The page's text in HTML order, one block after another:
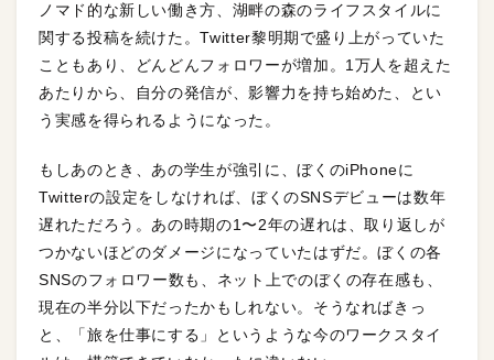
ノマド的な新しい働き方、湖畔の森のライフスタイルに
関する投稿を続けた。Twitter黎明期で盛り上がっていた
こともあり、どんどんフォロワーが増加。1万人を超えた
あたりから、自分の発信が、影響力を持ち始めた、とい
う実感を得られるようになった。
もしあのとき、あの学生が強引に、ぼくのiPhoneに
Twitterの設定をしなければ、ぼくのSNSデビューは数年
遅れただろう。あの時期の1〜2年の遅れは、取り返しが
つかないほどのダメージになっていたはずだ。ぼくの各
SNSのフォロワー数も、ネット上でのぼくの存在感も、
現在の半分以下だったかもしれない。そうなればきっ
と、「旅を仕事にする」というような今のワークスタイ